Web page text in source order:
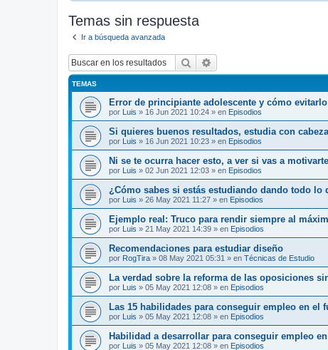
Temas sin respuesta
Ir a búsqueda avanzada
Buscar
TEMAS
Error de principiante adolescente y cómo
por Luis » 16 Jun 2021 10:24 » en Episodios
Si quieres buenos resultados, estudia con
por Luis » 16 Jun 2021 10:23 » en Episodios
Ni se te ocurra hacer esto, a ver si vas a
por Luis » 02 Jun 2021 12:03 » en Episodios
¿Cómo sabes si estás estudiando dando todo lo
por Luis » 26 May 2021 11:27 » en Episodios
Ejemplo real: Truco para rendir siempre al
por Luis » 21 May 2021 14:39 » en Episodios
Recomendaciones para estudiar diseño
por RogTira » 08 May 2021 05:31 » en Técnicas de Estudio
La verdad sobre la reforma de las oposiciones
por Luis » 05 May 2021 12:08 » en Episodios
Las 15 habilidades para conseguir empleo en el
por Luis » 05 May 2021 12:08 » en Episodios
Habilidad a desarrollar para conseguir empleo
por Luis » 05 May 2021 12:08 » en Episodios